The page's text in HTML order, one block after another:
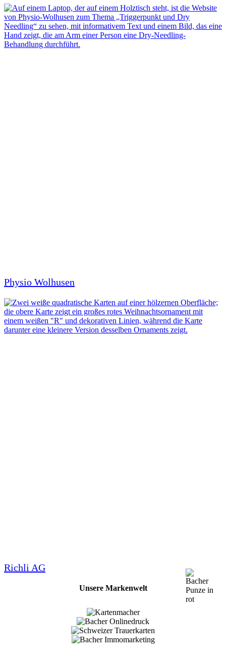
Physio Wolhusen
Richli AG
Unsere Markenwelt